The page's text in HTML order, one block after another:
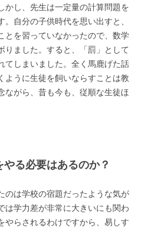
かし、先生は一定量の計算問題を
自分の子供時代を思い出すと、
とを習っていなかったので、数学
りました。すると、「罰」として
てしまいました。全く馬鹿げた話
ように生徒を飼いならすことは教
ながら、昔も今も、従順な生徒ほ
る必要はあるのか？
のは学校の宿題だったような気が
は学力差が非常に大きいにも関わ
やらされるわけですから、易しす